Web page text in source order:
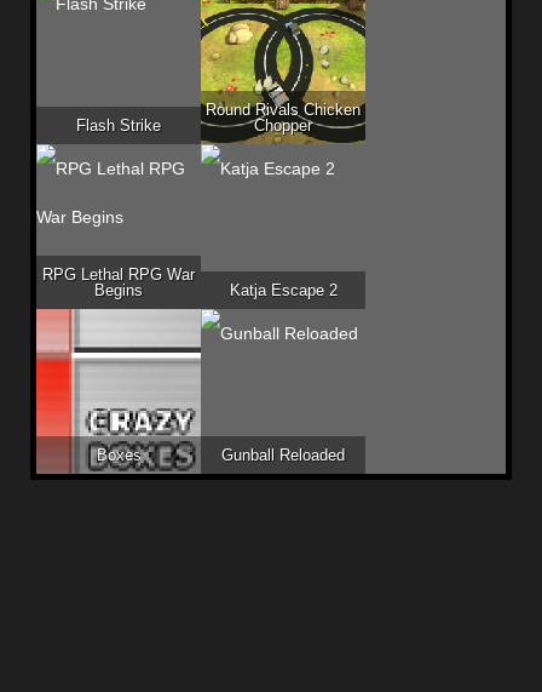
Flash Strike
Round Rivals Chicken
Chopper
RPG Lethal RPG War
Begins
Katja Escape 2
Boxes Gunball Reloaded